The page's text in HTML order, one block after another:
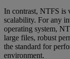
In contrast, NTFS is
scalability. For any
operating system,
large files, robust
the standard for
environment.